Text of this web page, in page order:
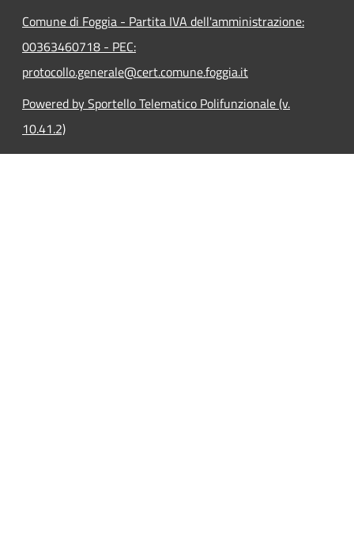
Comune di Foggia - Partita IVA dell'amministrazione:
00363460718 - PEC:
protocollo.generale@cert.comune.foggia.it
Powered by Sportello Telematico Polifunzionale (v.
10.41.2)